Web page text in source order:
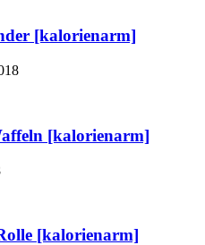
[kalorienarm]
[kalorienarm]
[kalorienarm]